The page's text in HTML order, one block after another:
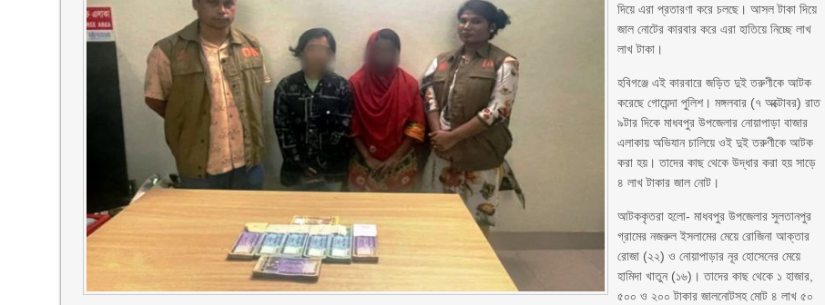
দিয়ে এরা প্রতারণা করে চলছে। আসল টাকা দিয়ে
জাল নোটের কারবার করে এরা হাতিয়ে নিচ্ছে লাখ
লাখ টাকা।
হবিগঞ্জে এই কারবারে জড়িত দুই তরুণীকে আটক
করেছে গোয়েন্দা পুলিশ। মঙ্গলবার (৭ অক্টোবর) রাত
৯টার দিকে মাধবপুর উপজেলার নোয়াপাড়া বাজার
এলাকায় অভিযান চালিয়ে ওই দুই তরুণীকে আটক
করা হয়। তাদের কাছ থেকে উদ্ধার করা হয় সাড়ে
৪ লাখ টাকার জাল নোট।
আটককৃতরা হলো- মাধবপুর উপজেলার সুলতানপুর
গ্রামের নজরুল ইসলামের মেয়ে রোজিনা আক্তার
রোজা (২২) ও নোয়াপাড়ার নূর হোসেনের মেয়ে
হামিদা খাতুন (১৬)। তাদের কাছ থেকে ১ হাজার,
৫০০ ও ২০০ টাকার জালনোটসহ মোট ৪ লাখ ৫০